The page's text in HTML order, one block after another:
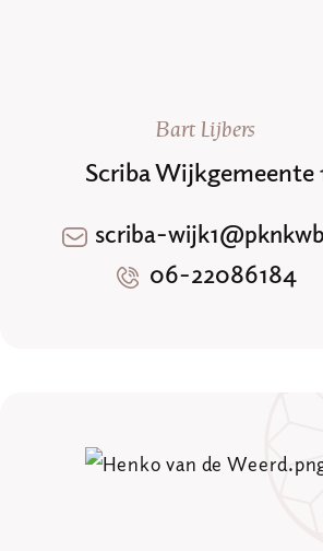
Bart Lijbers
Scriba Wijkgemeente
scriba-
06-22086184